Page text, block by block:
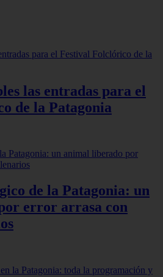
las entradas para el
de la Patagonia
de la Patagonia: un
error arrasa con